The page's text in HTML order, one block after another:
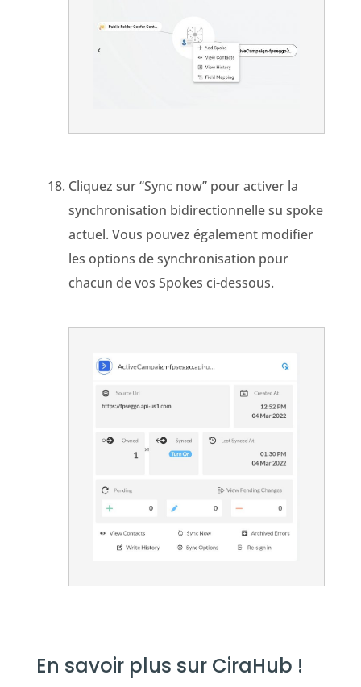
Cliquez sur “Sync now” pour activer la
synchronisation bidirectionnelle su spoke
actuel. Vous pouvez également modifier
les options de synchronisation pour
chacun de vos Spokes ci-dessous.
En savoir plus sur CiraHub !